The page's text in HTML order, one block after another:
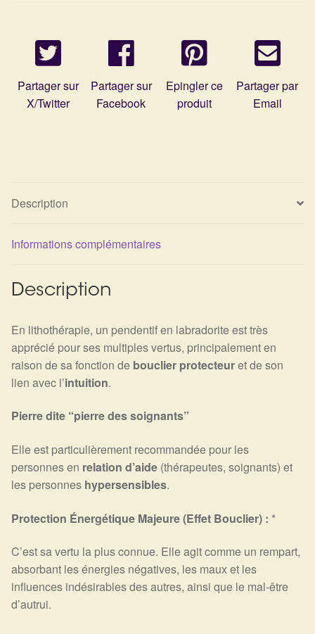
Commandes
Panier
Partager sur
X/Twitter
Partager sur
Facebook
Epingler ce
produit
Partager par
Email
Description
Informations complémentaires
Description
En lithothérapie, un pendentif en labradorite est très
apprécié pour ses multiples vertus, principalement en
raison de sa fonction de bouclier protecteuret de son
lien avec l’intuition.
Pierre dite “pierre des soignants”
Elle est particulièrement recommandée pour les
personnes en relation d’aide (thérapeutes, soignants) et
les personnes hypersensibles.
Protection Énergétique Majeure (Effet Bouclier) : *
C’est sa vertu la plus connue. Elle agit comme un rempart,
absorbant les énergies négatives, les maux et les
influences indésirables des autres, ainsi que le mal-être
d’autrui.